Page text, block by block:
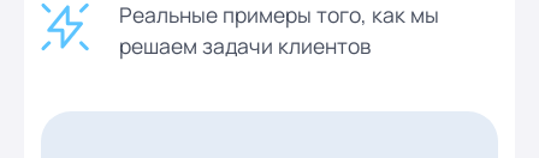
Реальные примеры того, как мы
решаем задачи клиентов